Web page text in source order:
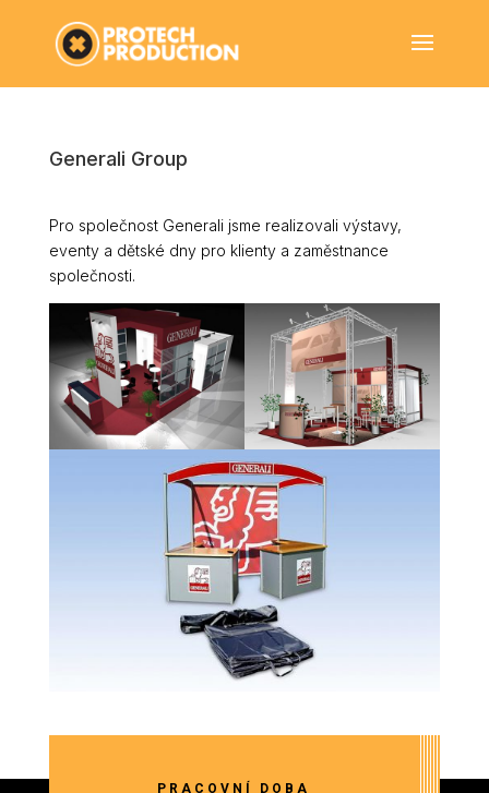
Generali Group
Pro společnost Generali jsme realizovali výstavy,
eventy a dětské dny pro klienty a zaměstnance
společnosti.
PRACOVNÍ DOBA